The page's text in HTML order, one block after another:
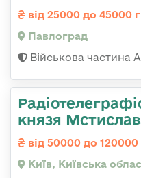
від 25000 до 45000
Павлоград
Військова частина
князя
від 50000 до 120000
Київ, Київська